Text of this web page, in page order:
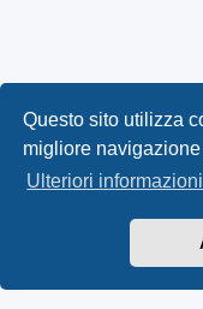
Questo sito utilizza
migliore
Ulteriori informazioni